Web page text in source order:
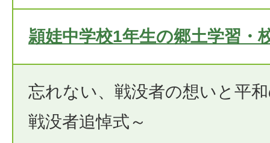
頴娃中学校1年生の郷土学習・
忘れない、戦没者の想いと平
戦没者追悼式～